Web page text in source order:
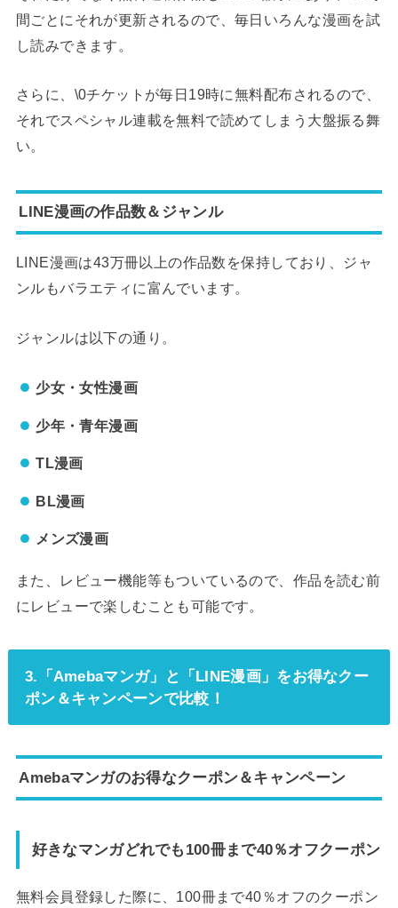
間ごとにそれが更新されるので、毎日いろんな漫画を試
し読みできます。
さらに、\0チケットが毎日19時に無料配布されるので、
それでスペシャル連載を無料で読めてしまう大盤振る舞
い。
LINE漫画の作品数＆ジャンル
LINE漫画は43万冊以上の作品数を保持しており、ジャ
ンルもバラエティに富んでいます。
ジャンルは以下の通り。
少女・女性漫画
少年・青年漫画
TL漫画
BL漫画
メンズ漫画
また、レビュー機能等もついているので、作品を読む前
にレビューで楽しむことも可能です。
3.「Amebaマンガ」と「LINE漫画」をお得なクー
ポン＆キャンペーンで比較！
Amebaマンガのお得なクーポン＆キャンペーン
好きなマンガどれでも100冊まで40％オフクーポン
無料会員登録した際に、100冊まで40％オフのクーポン